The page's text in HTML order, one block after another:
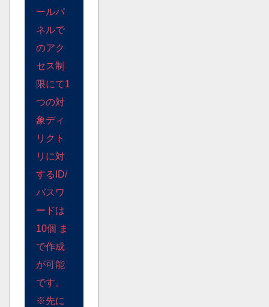
ールパ
ネルで
のアク
セス制
限にて1
つの対
象ディ
リクト
リに対
するID/
パスワ
ードは
10個 ま
で作成
が可能
です。
※先に